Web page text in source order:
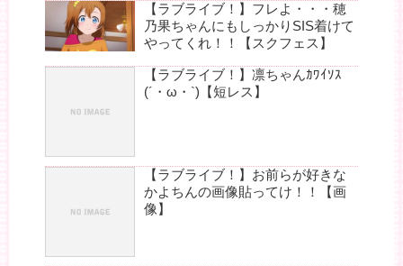
【ラブライブ！】フレよ・・・穂
乃果ちゃんにもしっかりSIS着けて
やってくれ！！【スクフェス】
【ラブライブ！】凛ちゃんｶﾜｲｿｽ
(´・ω・`)【短レス】
【ラブライブ！】お前らが好きな
かよちんの画像貼ってけ！！【画
像】